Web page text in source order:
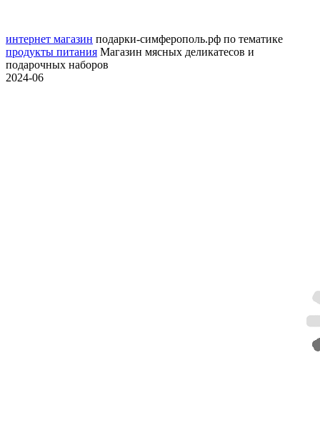
интернет магазин подарки-симферополь.рф по тематике
продукты питания Магазин мясных деликатесов и
подарочных наборов
2024-06